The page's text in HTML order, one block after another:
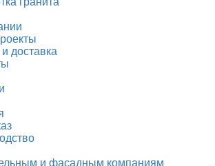
доставка
и фасадным компаниям